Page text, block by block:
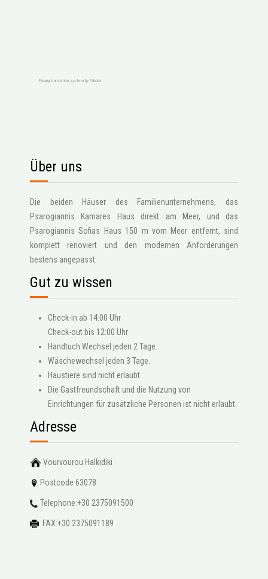
FaLang translation system by Faboba
Über uns
Die beiden Häuser des Familienunternehmens, das
Psarogiannis Kamares Haus direkt am Meer, und das
Psarogiannis Sofias Haus 150 m vom Meer entfernt, sind
komplett renoviert und den modernen Anforderungen
bestens angepasst.
Gut zu wissen
Check-in ab 14:00 Uhr
Check-out bis 12:00 Uhr
Handtuch Wechsel jeden 2 Tage.
Wäschewechsel jeden 3 Tage.
Haustiere sind nicht erlaubt.
Die Gastfreundschaft und die Nutzung von
Einrichtungen für zusätzliche Personen ist nicht erlaubt.
Adresse
Vourvourou Halkidiki
Postcode 63078
Telephone:+30 2375091500
FAX:+30 2375091189